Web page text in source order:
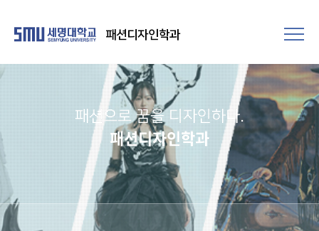
패션디자인학과
패션으로 꿈을 디자인하다.
패션디자인학과